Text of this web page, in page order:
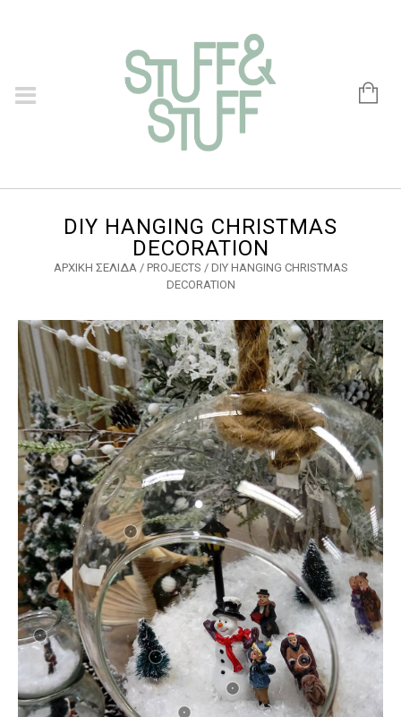
DIY HANGING CHRISTMAS
DECORATION
ΑΡΧΙΚΉ ΣΕΛΊΔΑ / PROJECTS / DIY HANGING CHRISTMAS
DECORATION